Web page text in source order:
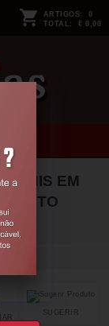
ARTIGOS: 0
TOTAL: € 0,00
PÉNIS EM
PRETO
SUGERIR